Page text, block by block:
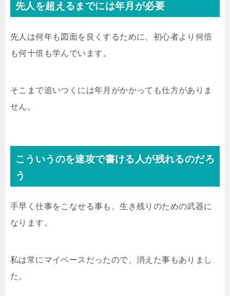
先人を超えるまでには年月が必要
先人は何年も図面を良くするために、初心者より何倍
も何十倍も学んでいます。
そこまで追いつくには年月がかかっても仕方がありま
せん。
こういうのを速攻で書ける人が残れるのだろ
う
手早く仕事をこなせる事も、生き残りのための武器に
なります。
私は常にマイペースだったので、消えた事もありまし
た。